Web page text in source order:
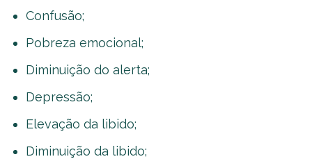
Confusão;
Pobreza emocional;
Diminuição do alerta;
Depressão;
Elevação da libido;
Diminuição da libido;